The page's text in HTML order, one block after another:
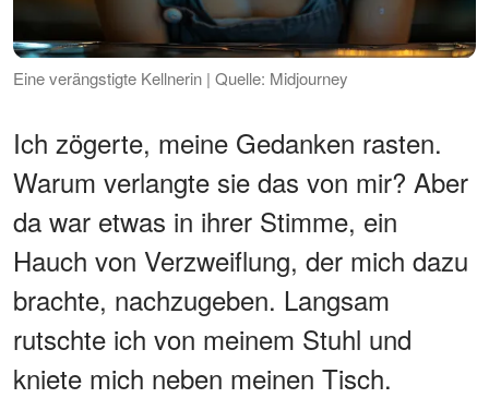
Eine verängstigte Kellnerin | Quelle: Midjourney
Ich zögerte, meine Gedanken rasten.
Warum verlangte sie das von mir? Aber
da war etwas in ihrer Stimme, ein
Hauch von Verzweiflung, der mich dazu
brachte, nachzugeben. Langsam
rutschte ich von meinem Stuhl und
kniete mich neben meinen Tisch.